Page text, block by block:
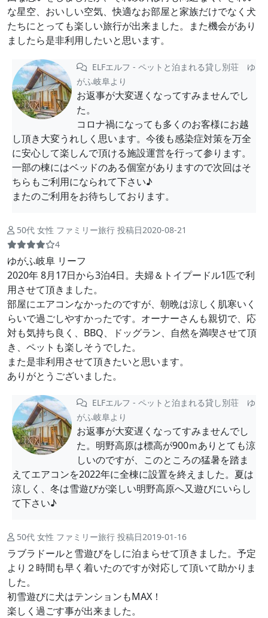
な星空、おいしい空気、快適なお部屋と家族だけでなく犬
たちにとっても楽しい旅行が出来ました。また機会があり
ましたら是非利用したいと思います。
ELFエルフ - ペットと泊まれる貸し別荘 ゆ
がふ岐阜より
お返事が大変遅くなってすみませんでし
た。
コロナ禍になっても多くのお客様にお越
し頂き大変うれしく思います。今後も感染症対策を万全
に安心して楽しんで頂ける施設運営を行って参ります。
一部の棟にはベッドのある個室がありますので次回はそ
ちらもご利用になられて下さい♪
またのご利用をお待ちしております。
50代 女性 ファミリー旅行 投稿日2020-08-21
4
ゆがふ岐阜 リーフ
2020年 8月17日から3泊4日。夫婦＆トイプードル1匹で利
用させて頂きました。
部屋にエアコンなかったのですが、朝晩は涼しく肌寒いく
らいで過ごしやすかったです。オーナーさんも親切で、応
対も気持ち良く、BBQ、ドッグラン、自然を満喫させて頂
き、ペットも楽しそうでした。
また是非利用させて頂きたいと思います。
ありがとうございました。
ELFエルフ - ペットと泊まれる貸し別荘 ゆ
がふ岐阜より
お返事が大変遅くなってすみませんでし
た。明野高原は標高が900ｍありとても涼
しいのですが、このところの猛暑を踏ま
えてエアコンを2022年に全棟に設置を終えました。夏は
涼しく、冬は雪遊びが楽しい明野高原へ又遊びにいらし
て下さい♪
50代 女性 ファミリー旅行 投稿日2019-01-16
ラブラドールと雪遊びをしに泊まらせて頂きました。予定
より２時間も早く着いたのですが対応して頂いて助かりま
した。
初雪遊びに犬はテンションもMAX！
楽しく過ごす事が出来ました。